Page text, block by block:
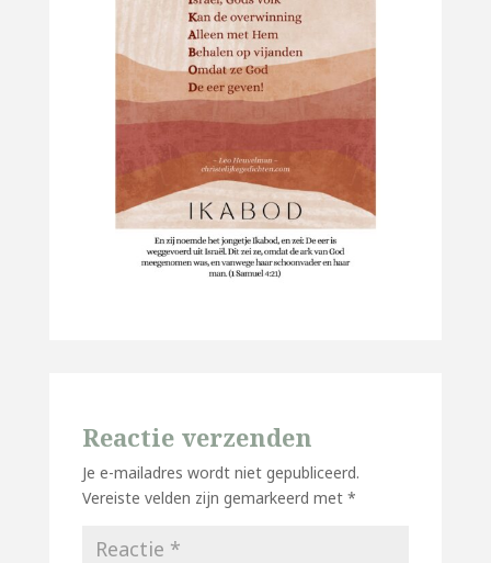
Reactie verzenden
Je e-mailadres wordt niet gepubliceerd.
Vereiste velden zijn gemarkeerd met *